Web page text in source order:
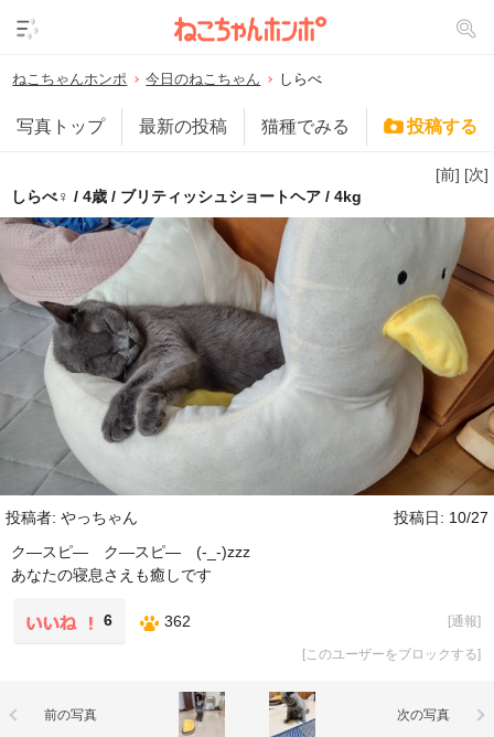
ねこちゃんホンポ 今日のねこちゃん しらべ
写真トップ 最新の投稿 猫種でみる 投稿する
[前] [次]
しらべ♀ / 4歳 / ブリティッシュショートヘア / 4kg
投稿者: やっちゃん
投稿日: 10/27
ク―スピ― ク―スピ― (-_-)zzz
あなたの寝息さえも癒しです
6 362 [通報]
[このユーザーをブロックする]
前の写真 次の写真